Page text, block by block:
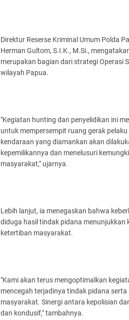
Direktur Reserse Kriminal Umum Polda
Herman Gultom, S.I.K., M.Si.,
merupakan bagian dari strategi Operasi
wilayah Papua.
"Kegiatan hunting dan penyelidikan ini
untuk mempersempit ruang gerak
kendaraan yang diamankan akan
kepemilikannya dan menelusuri
masyarakat," ujarnya.
Lebih lanjut, ia menegaskan bahwa
diduga hasil tindak pidana menunjukkan
ketertiban masyarakat.
"Kami akan terus mengoptimalkan
mencegah terjadinya tindak pidana
masyarakat. Sinergi antara kepolisian
dan kondusif," tambahnya.